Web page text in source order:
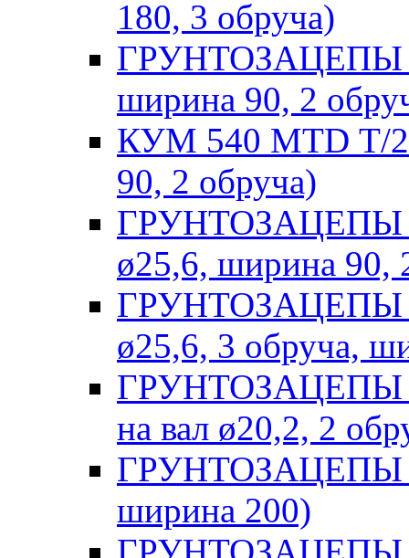
180, 3 обруча)
ГРУНТОЗАЦЕПЫ
ширина 90, 2
КУМ 540 MTD Т/
90, 2 обруча)
ГРУНТОЗАЦЕПЫ
ø25,6, ширина 90,
ГРУНТОЗАЦЕПЫ
ø25,6, 3 обруча,
ГРУНТОЗАЦЕПЫ
на вал ø20,2, 2
ГРУНТОЗАЦЕПЫ Ф
ширина 200)